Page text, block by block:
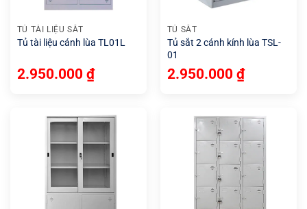
TỦ TÀI LIỆU SẮT
Tủ tài liệu cánh lùa TL01L
2.950.000 ₫
TỦ SẮT
Tủ sắt 2 cánh kính lùa TSL-
01
2.950.000 ₫